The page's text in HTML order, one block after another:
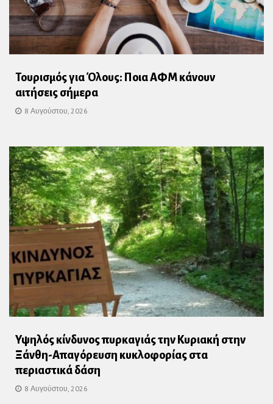
Τουρισμός για Όλους: Ποια ΑΦΜ κάνουν
αιτήσεις σήμερα
8 Αυγούστου, 2026
Υψηλός κίνδυνος πυρκαγιάς την Κυριακή στην
Ξάνθη-Απαγόρευση κυκλοφορίας στα
περιαστικά δάση
8 Αυγούστου, 2026